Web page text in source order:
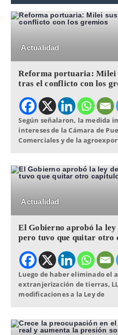
Actualidad
Reforma portuaria: Milei
tras el conflicto con los
Según señalaron, la medida
intereses de la Cámara de
Comerciales y de la
Actualidad
El Gobierno aprobó la
pero tuvo que quitar otro
Luego de haber eliminado el
extranjerización de tierras,
modificaciones a la Ley de